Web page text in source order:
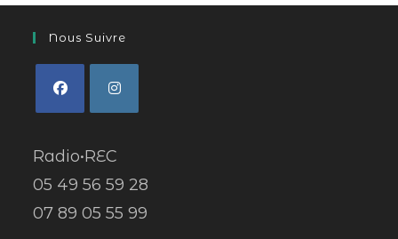
Nous Suivre
Radio•REC
05 49 56 59 28
07 89 05 55 99